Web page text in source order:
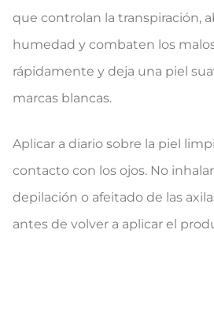
que controlan la transpiración,
humedad y combaten los
rápidamente y deja una piel
marcas blancas.
Aplicar a diario sobre la piel
contacto con los ojos. No
depilación o afeitado de las
antes de volver a aplicar el